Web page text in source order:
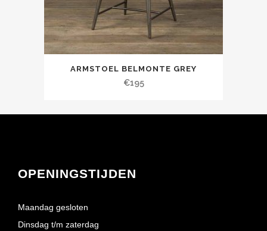
ARMSTOEL BELMONTE GREY
€195
OPENINGSTIJDEN
Maandag gesloten
Dinsdag t/m zaterdag